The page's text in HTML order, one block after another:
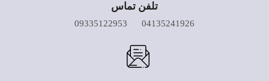
تلفن تماس
04135241926 09335122953